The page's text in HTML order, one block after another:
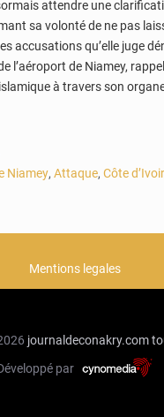
attendre une
sa volonté de ne pas
accusations qu’elle juge
l’aéroport de Niamey,
à travers son
Niamey, Attaque, Côte
Mentions legales
journaldeconakry.com
par